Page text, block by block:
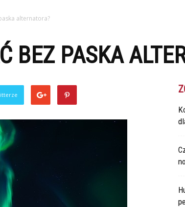
alternatora?
BEZ PASKA